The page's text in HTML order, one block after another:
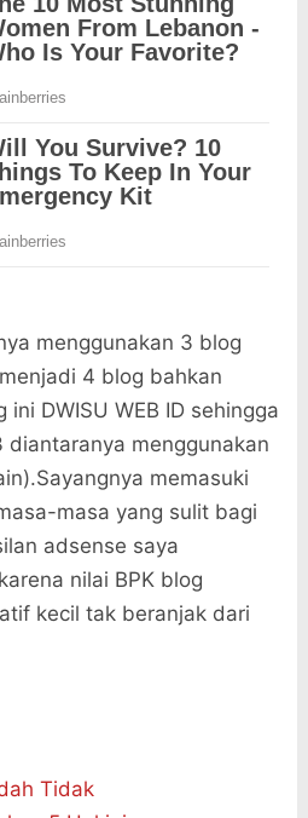
menggunakan 3 blog
4 blog bahkan
DWISU WEB ID sehingga
menggunakan
memasuki
masa yang sulit bagi
adsense saya
nilai BPK blog
kecil tak beranjak dari
Tidak